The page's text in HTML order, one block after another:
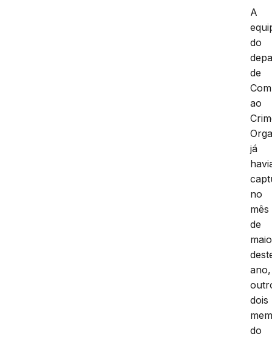
A
do
de
ao
já
no
mês
de
maio
ano,
dois
do